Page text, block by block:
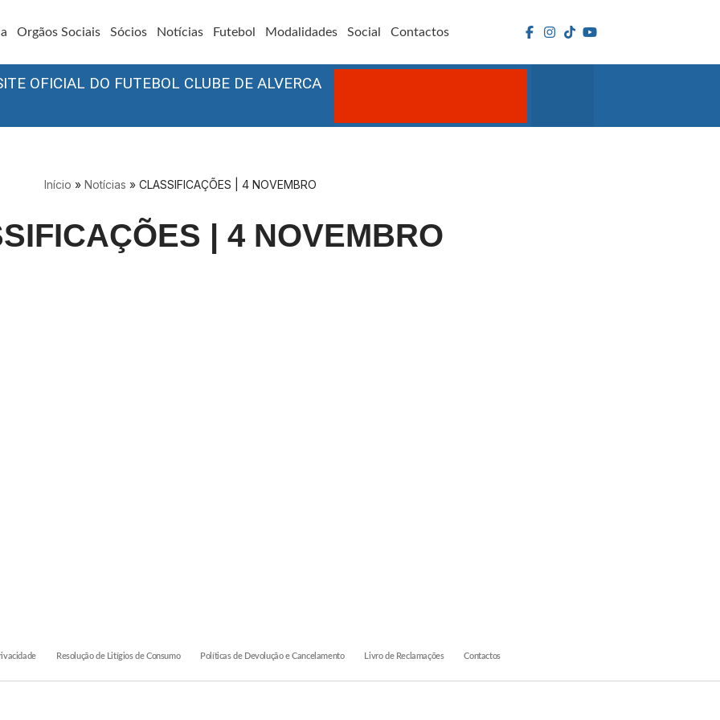
Orgãos Sociais Sócios Notícias Futebol Modalidades Social Contactos
OFICIAL DO FUTEBOL CLUBE DE ALVERCA
Início » Notícias » CLASSIFICAÇÕES | 4 NOVEMBRO
| 4 NOVEMBRO
Resolução de Litígios de Consumo Políticas de Devolução e Cancelamento Livro de Reclamações Contactos